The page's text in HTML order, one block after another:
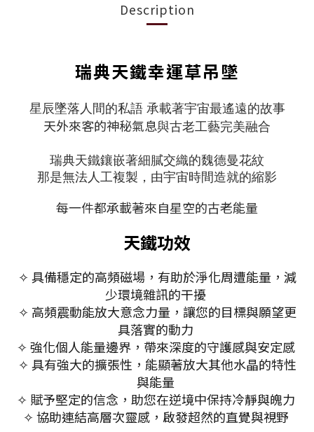
Description
瑞典天鐵幸運草吊墜
星辰墜落人間的私語 承載著宇宙最遙遠的故事
天外來客的神秘氣息與古老工藝完美融合
瑞典天鐵鑲嵌著細膩交織的魏德曼花紋
那是無法人工複製，由宇宙時間造就的縮影
每一件都承載著來自星空的古老能量
天鐵功效
✧ 具備穩定的高頻磁場，有助於淨化周遭能量，減
少環境雜訊的干擾
✧ 高頻震動能放大意念力量，讓您的目標與願望更
具落實的動力
✧ 強化個人能量邊界，帶來深度的守護感與安定感
✧ 具有強大的擴張性，能顯著放大其他水晶的特性
與能量
✧ 賦予堅定的信念，助您在逆境中保持冷靜與魄力
✧ 協助連結高層次靈感，啟發超然的直覺與視野